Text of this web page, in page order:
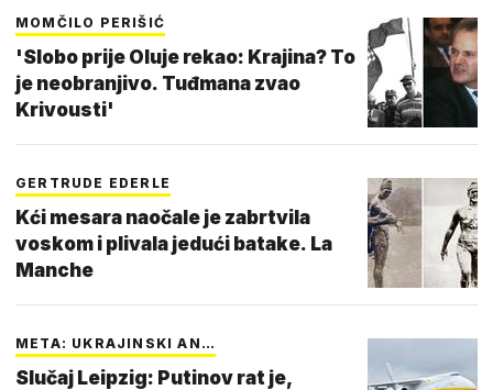
MOMČILO PERIŠIĆ
'Slobo prije Oluje rekao: Krajina? To
je neobranjivo. Tuđmana zvao
Krivousti'
GERTRUDE EDERLE
Kći mesara naočale je zabrtvila
voskom i plivala jedući batake. La
Manche
META: UKRAJINSKI AN…
Slučaj Leipzig: Putinov rat je,